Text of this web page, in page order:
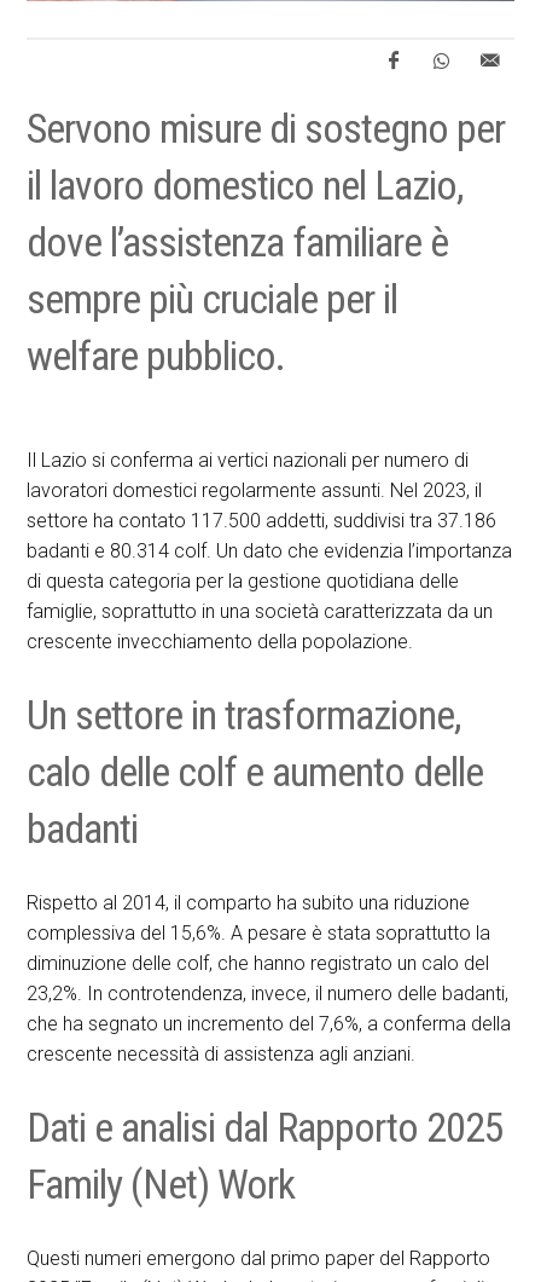
Servono misure di sostegno per
il lavoro domestico nel Lazio,
dove l’assistenza familiare è
sempre più cruciale per il
welfare pubblico.
Il Lazio si conferma ai vertici nazionali per numero di
lavoratori domestici regolarmente assunti. Nel 2023, il
settore ha contato 117.500 addetti, suddivisi tra 37.186
badanti e 80.314 colf. Un dato che evidenzia l’importanza
di questa categoria per la gestione quotidiana delle
famiglie, soprattutto in una società caratterizzata da un
crescente invecchiamento della popolazione.
Un settore in trasformazione,
calo delle colf e aumento delle
badanti
Rispetto al 2014, il comparto ha subito una riduzione
complessiva del 15,6%. A pesare è stata soprattutto la
diminuzione delle colf, che hanno registrato un calo del
23,2%. In controtendenza, invece, il numero delle badanti,
che ha segnato un incremento del 7,6%, a conferma della
crescente necessità di assistenza agli anziani.
Dati e analisi dal Rapporto 2025
Family (Net) Work
Questi numeri emergono dal primo paper del Rapporto